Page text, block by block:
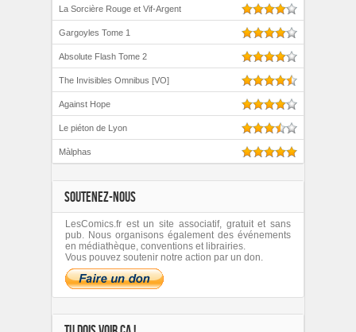
La Sorcière Rouge et Vif-Argent
Gargoyles Tome 1
Absolute Flash Tome 2
The Invisibles Omnibus [VO]
Against Hope
Le piéton de Lyon
Màlphas
SOUTENEZ-NOUS
LesComics.fr est un site associatif, gratuit et sans
pub. Nous organisons également des événements
en médiathèque, conventions et librairies.
Vous pouvez soutenir notre action par un don.